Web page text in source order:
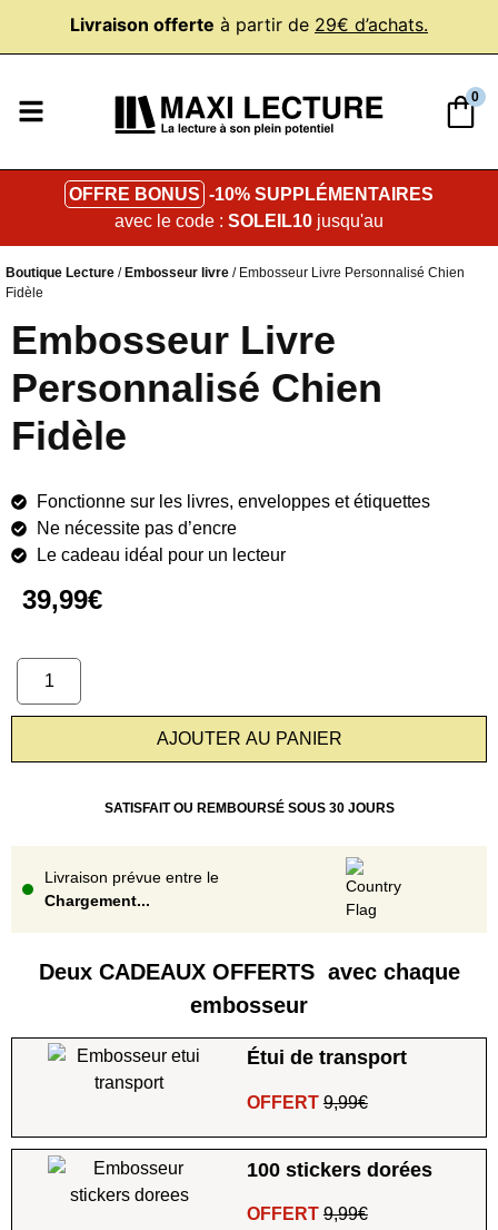
Livraison offerte à partir de 29€ d’achats.
0
OFFRE BONUS -10% SUPPLÉMENTAIRES
avec le code : SOLEIL10 jusqu'au
Boutique Lecture /Embosseur livre / Embosseur Livre Personnalisé Chien
Fidèle
Embosseur Livre
Personnalisé Chien
Fidèle
Fonctionne sur les livres, enveloppes et étiquettes
Ne nécessite pas d’encre
Le cadeau idéal pour un lecteur
39,99€
AJOUTER AU PANIER
SATISFAIT OU REMBOURSÉ SOUS 30 JOURS
Livraison prévue entre le
Chargement...
Deux CADEAUX OFFERTS avec chaque
embosseur
Étui de transport
OFFERT9,99€
100 stickers dorées
OFFERT9,99€